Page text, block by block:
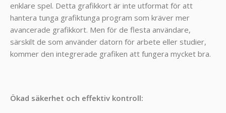
enklare spel. Detta grafikkort är inte utformat för att
hantera tunga grafiktunga program som kräver mer
avancerade grafikkort. Men för de flesta användare,
särskilt de som använder datorn för arbete eller studier,
kommer den integrerade grafiken att fungera mycket bra.
Ökad säkerhet och effektiv kontroll: